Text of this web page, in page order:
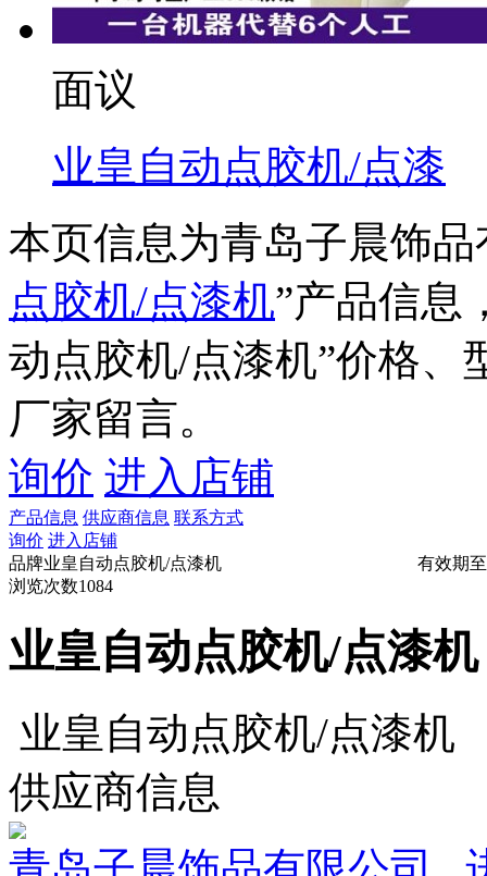
面议
业皇自动点胶机/点漆
本页信息为青岛子晨饰
点胶机/点漆机”产品信息
动点胶机/点漆机”价格、
厂家留言。
询价 进入店铺
产品信息 供应商信息 联系方式
询价 进入店铺
品牌业皇自动点胶机/点漆机
有效期至
浏览次数1084
业皇自动点胶机/点漆机
业皇自动点胶机/点漆机
供应商信息